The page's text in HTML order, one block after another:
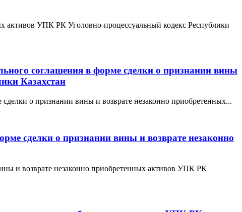
активов УПК РК Уголовно-процессуальный кодекс Республики
соглашения в форме сделки о признании вины
Казахстан
о признании вины и возврате незаконно приобретенных...
сделки о признании вины и возврате незаконно
и возврате незаконно приобретенных активов УПК РК